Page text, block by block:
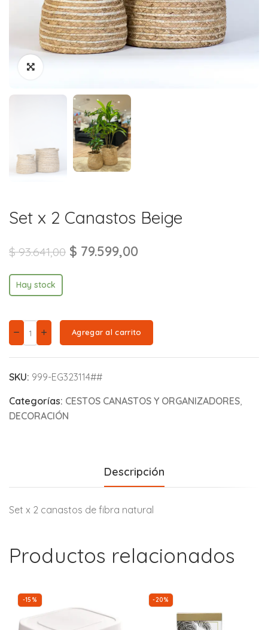
Set x 2 Canastos Beige
$93.641,00 $ 79.599,00
Hay stock
Agregar al carrito
SKU: 999-EG323114##
Categorías: CESTOS CANASTOS Y ORGANIZADORES
DECORACIÓN
Descripción
Set x 2 canastos de fibra natural
Productos relacionados
-15% -20%